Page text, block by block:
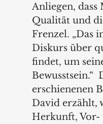
Anliegen,
Qualität und
Frenzel. „Das
Diskurs über
findet, um
Bewusstsein.“
erschienenen
David erzählt,
Herkunft, Vor-